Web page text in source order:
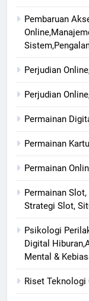
Pembaruan
Perjudian
Perjudian
Permainan
Permainan
Permainan
Permainan
Strategi Slot,
Psikologi
Digital
Mental &
Riset Teknologi